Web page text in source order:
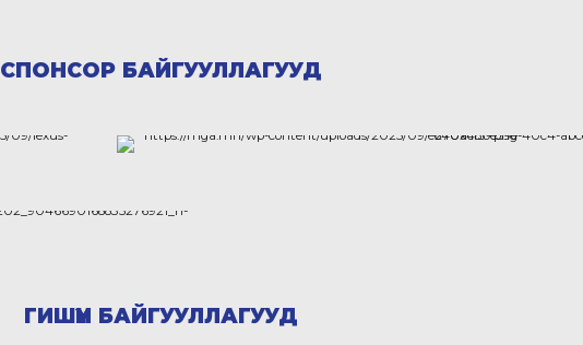
СПОНСОР БАЙГУУЛЛАГУУД
ГИШҮҮН БАЙГУУЛЛАГУУД